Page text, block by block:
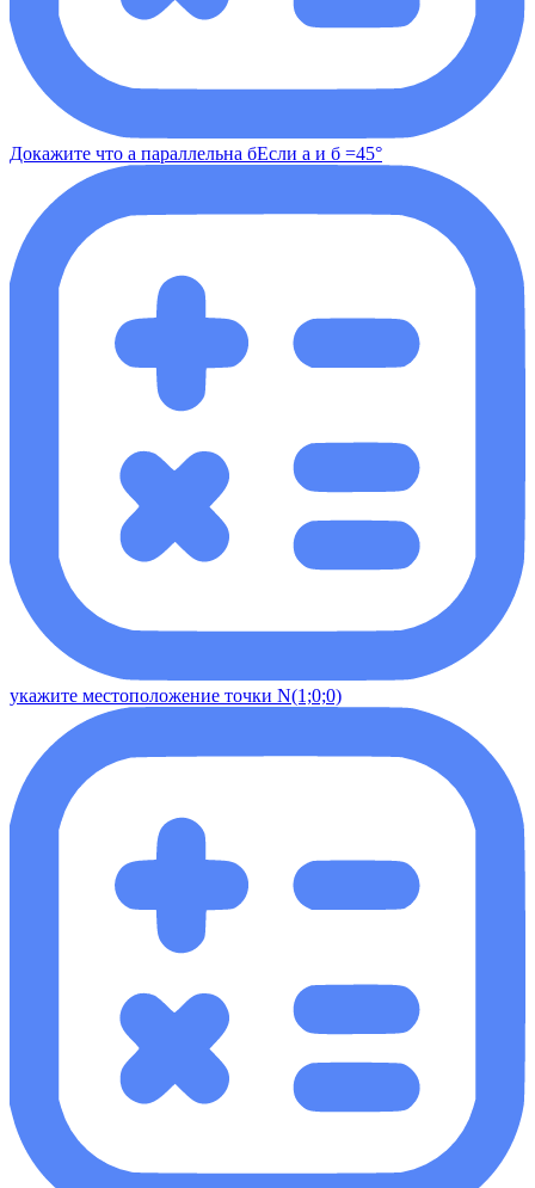
Докажите что а параллельна бЕсли а и б =45°
укажите местоположение точки N(1;0;0)